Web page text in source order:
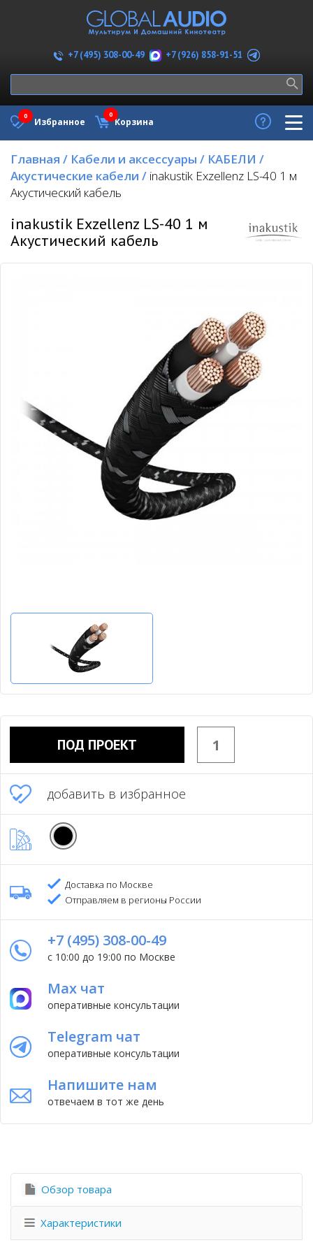
+7 (495) 308-00-49 +7 (926) 858-91-51
Избранное
0
Корзина
0
Главная / Кабели и аксессуары / КАБЕЛИ /
Акустические кабели / inakustik Exzellenz LS-40 1 м
Акустический кабель
inakustik Exzellenz LS-40 1 м
Акустический кабель
ПОД ПРОЕКТ
добавить в избранное
Доставка по Москве
Отправляем в регионы России
+7 (495) 308-00-49
с 10:00 до 19:00 по Москве
Max чат
оперативные консультации
Telegram чат
оперативные консультации
Напишите нам
отвечаем в тот же день
Обзор товара
Характеристики